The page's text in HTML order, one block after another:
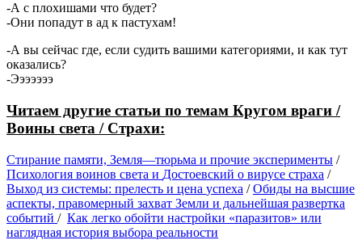
-А с плохишами что будет?
-Они попадут в ад к пастухам!
-А вы сейчас где, если судить вашими категориями, и как тут
оказались?
-Эээээээ
Читаем другие статьи по темам Кругом враги /
Воины света / Страхи:
Стирание памяти, Земля—тюрьма и прочие эксперименты /
Психология воинов света и Достоевский о вирусе страха /
Выход из системы: прелесть и цена успеха /Обиды на высшие
аспекты, правомерный захват Земли и дальнейшая развертка
событий / Как легко обойти настройки «паразитов» или
наглядная история выбора реальности